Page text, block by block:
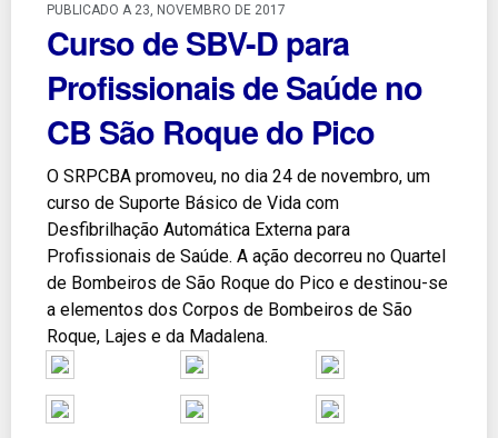
PUBLICADO A 23, NOVEMBRO DE 2017
Curso de SBV-D para
Profissionais de Saúde no
CB São Roque do Pico
O SRPCBA promoveu, no dia 24 de novembro, um
curso de Suporte Básico de Vida com
Desfibrilhação Automática Externa para
Profissionais de Saúde. A ação decorreu no Quartel
de Bombeiros de São Roque do Pico e destinou-se
a elementos dos Corpos de Bombeiros de São
Roque, Lajes e da Madalena.